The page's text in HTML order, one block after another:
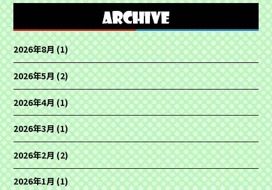
2026年8月(1)
2026年5月(2)
2026年4月(1)
2026年3月(1)
2026年2月(2)
2026年1月(1)